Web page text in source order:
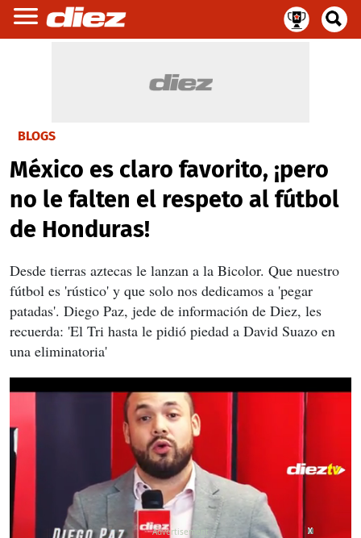
BLOGS
México es claro favorito, ¡pero
no le falten el respeto al fútbol
de Honduras!
Desde tierras aztecas le lanzan a la Bicolor. Que nuestro
fútbol es 'rústico' y que solo nos dedicamos a 'pegar
patadas'. Diego Paz, jede de información de Diez, les
recuerda: 'El Tri hasta le pidió piedad a David Suazo en
una eliminatoria'
X
X
X